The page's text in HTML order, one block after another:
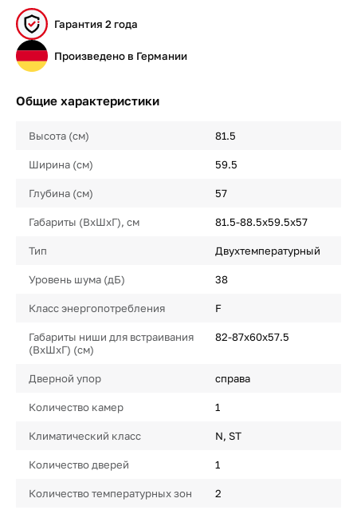
Гарантия 2 года
Произведено в Германии
Общие характеристики
Высота (см) 81.5
Ширина (см) 59.5
Глубина (см) 57
Габариты (ВхШхГ), см 81.5-88.5х59.5х57
Тип Двухтемпературный
Уровень шума (дБ) 38
Класс энергопотребления F
Габариты ниши для встраивания
(ВхШхГ) (см)
82-87х60х57.5
Дверной упор справа
Количество камер 1
Климатический класс N, ST
Количество дверей 1
Количество температурных зон 2